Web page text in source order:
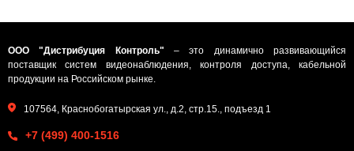
ООО "Дистрибуция Контроль" – это динамично развивающийся
поставщик систем видеонаблюдения, контроля доступа, кабельной
продукции на Российском рынке.
107564, Краснобогатырская ул., д.2, стр.15., подъезд 1
+7 (499) 400-1516